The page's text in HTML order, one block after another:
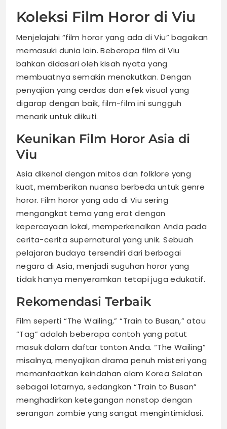
Koleksi Film Horor di Viu
Menjelajahi “film horor yang ada di Viu” bagaikan
memasuki dunia lain. Beberapa film di Viu
bahkan didasari oleh kisah nyata yang
membuatnya semakin menakutkan. Dengan
penyajian yang cerdas dan efek visual yang
digarap dengan baik, film-film ini sungguh
menarik untuk diikuti.
Keunikan Film Horor Asia di
Viu
Asia dikenal dengan mitos dan folklore yang
kuat, memberikan nuansa berbeda untuk genre
horor. Film horor yang ada di Viu sering
mengangkat tema yang erat dengan
kepercayaan lokal, memperkenalkan Anda pada
cerita-cerita supernatural yang unik. Sebuah
pelajaran budaya tersendiri dari berbagai
negara di Asia, menjadi suguhan horor yang
tidak hanya menyeramkan tetapi juga edukatif.
Rekomendasi Terbaik
Film seperti “The Wailing,” “Train to Busan,” atau
“Tag” adalah beberapa contoh yang patut
masuk dalam daftar tonton Anda. “The Wailing”
misalnya, menyajikan drama penuh misteri yang
memanfaatkan keindahan alam Korea Selatan
sebagai latarnya, sedangkan “Train to Busan”
menghadirkan ketegangan nonstop dengan
serangan zombie yang sangat mengintimidasi.